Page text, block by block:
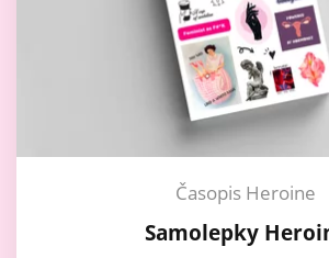
Časopis Heroine
Samolepky